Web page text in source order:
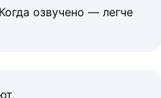
озвучено — легче